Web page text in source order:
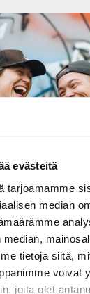
evästeitä
tarjoamamme
median
tietoja siitä,
voivat
joita olet